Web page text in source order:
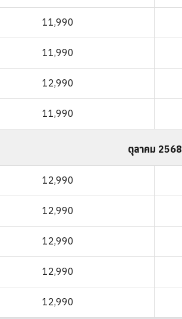
11,990
11,990
12,990
11,990
ตุลาคม 2568
12,990
12,990
12,990
12,990
12,990